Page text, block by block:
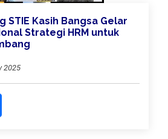
STIE Kasih Bangsa Gelar
Strategi HRM untuk
2025